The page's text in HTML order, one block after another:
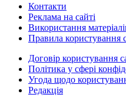
Контакти
Реклама на сайті
Використання
Правила користування
Договір користування
Політика у сфері
Угода щодо
Редакція